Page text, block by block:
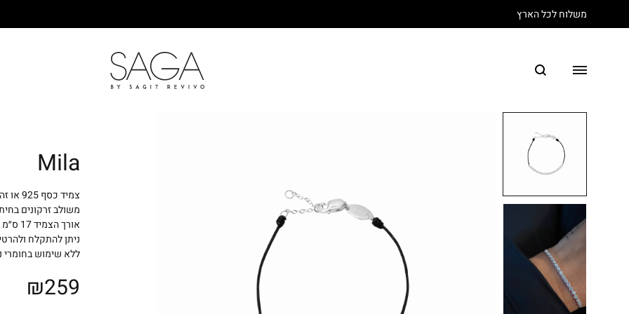
משלוח לכל הארץ
Mila
צמיד כסף 925 או זהב אדום שזור בצדדיו חוט משי שחור
משולב זרקונים
אורך הצמיד 17 ס״מ בתוספת הארכה
ניתן להתקלח
ללא שימוש בחומרי
₪259